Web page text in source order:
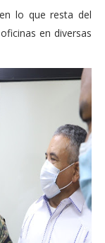
lo que resta del
en diversas